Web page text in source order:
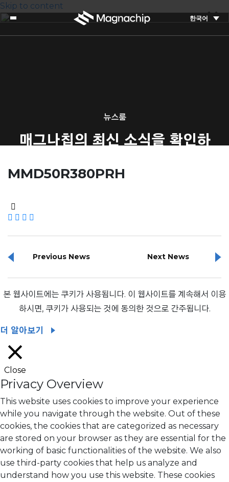
Skip to content
한국어
뉴스룸
매그나칩의 최신 소식을 확인하
MMD50R380PRH
Previous News Next News
본 웹사이트에는 쿠키가 사용됩니다. 이 웹사이트를 계속해서 이용
하시면, 쿠키가 사용되는 것에 동의한 것으로 간주됩니다.
더 알아보기
Close
Privacy Overview
This website uses cookies to improve your experience
while you navigate through the website. Out of these
cookies, the cookies that are categorized as necessary
are stored on your browser as they are essential for the
working of basic functionalities of the website. We also
use third-party cookies that help us analyze and
understand how you use this website. These cookies